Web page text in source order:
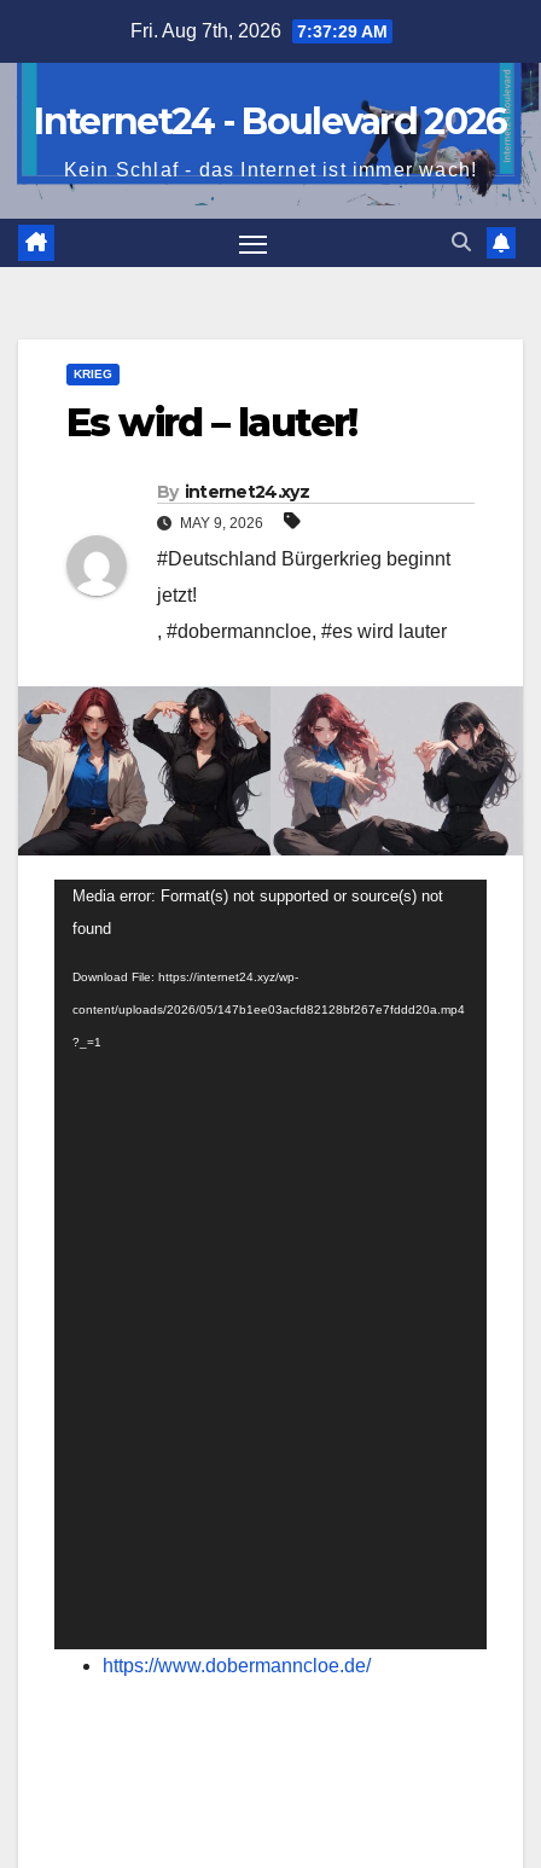
Fri. Aug 7th, 2026 7:37:30 AM
Internet24 - Boulevard 2026
Kein Schlaf - das Internet ist immer wach!
KRIEG
Es wird – lauter!
By internet24.xyz
MAY 9, 2026
#Deutschland Bürgerkrieg beginnt
jetzt!
, #dobermanncloe, #es wird lauter
Video
Player
Media error: Format(s) not supported or source(s) not
found
Download File: https://internet24.xyz/wp-
content/uploads/2026/05/147b1ee03acfd82128bf267e7fddd20a.mp4
?_=1
https://www.dobermanncloe.de/